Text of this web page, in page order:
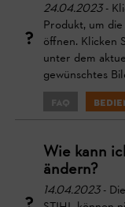
24.04.2023-
Produkt, um
öffnen. Klicken
unter dem
gewünschtes
FAQ
Wie kann
ändern?
14.04.2023-